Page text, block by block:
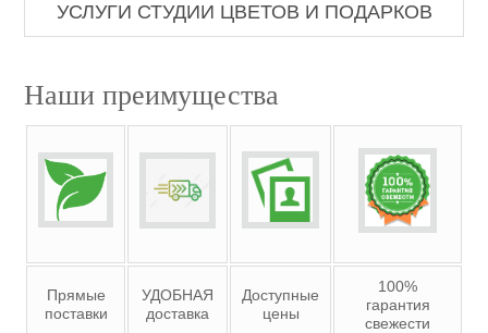
УСЛУГИ СТУДИИ ЦВЕТОВ И ПОДАРКОВ
Наши преимущества
Прямые
поставки
УДОБНАЯ
доставка
Доступные
цены
100%
гарантия
свежести